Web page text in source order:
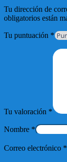
Tu dirección de
obligatorios están
Tu puntuación *
Tu valoración *
Nombre *
Correo electrónico *